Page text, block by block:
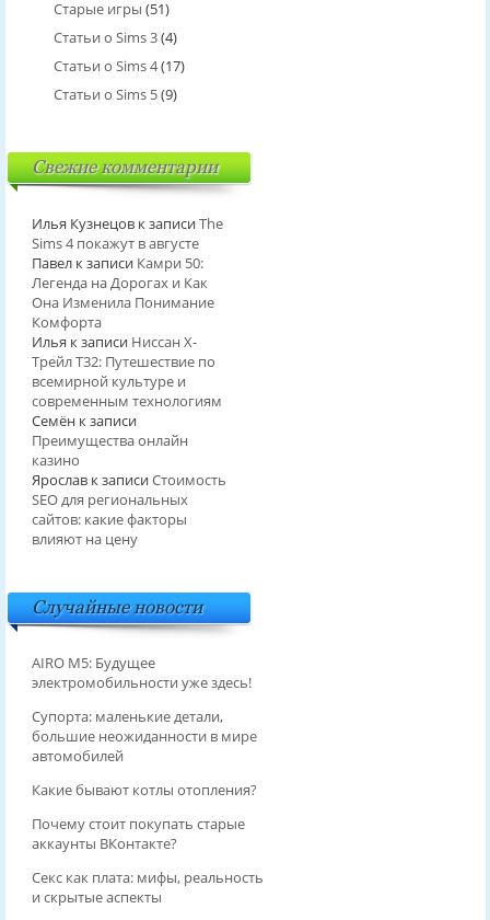
Старые игры (51)
Статьи о Sims 3(4)
Статьи о Sims 4(17)
Статьи о Sims 5(9)
Свежие комментарии
Илья Кузнецовк записиThe
Sims 4 покажут в августе
Павелк записи Камри 50:
Легенда на Дорогах и Как
Она Изменила Понимание
Комфорта
Илья к записи Ниссан Х-
Трейл T32: Путешествие по
всемирной культуре и
современным технологиям
Семёнк записи
Преимущества онлайн
казино
Ярославк записиСтоимость
SEO для региональных
сайтов: какие факторы
влияют на цену
Случайные новости
AIRO M5: Будущее
электромобильности уже здесь!
Супорта: маленькие детали,
большие неожиданности в мире
автомобилей
Какие бывают котлы отопления?
Почему стоит покупать старые
аккаунты ВКонтакте?
Секс как плата: мифы, реальность
и скрытые аспекты